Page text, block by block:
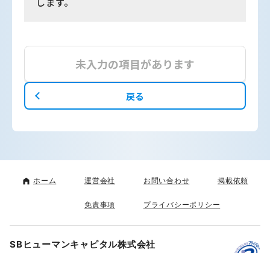
未入力の項目があります
戻る
ホーム 運営会社 お問い合わせ 掲載依頼
免責事項 プライバシーポリシー
SBヒューマンキャピタル株式会社